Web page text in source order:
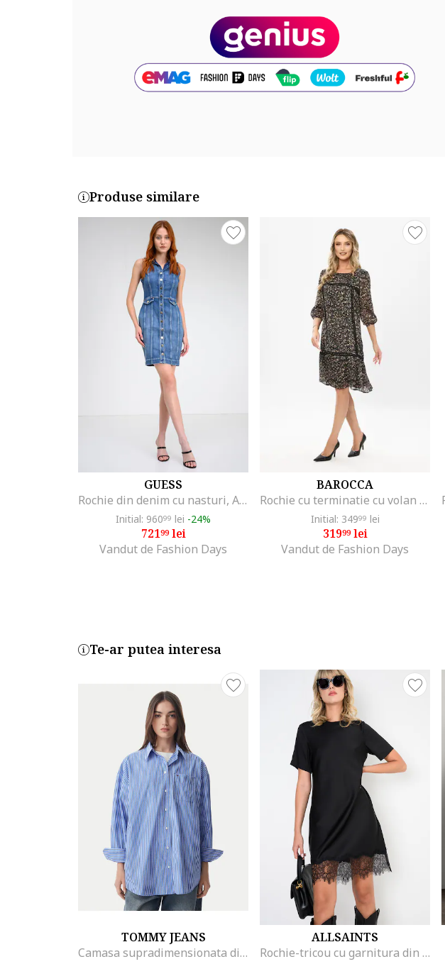
Captuseala: 94% viscoza, 6% elastan
Produse similare
GUESS
Rochie din denim cu nasturi, Albastru
Initial: 96099 lei -24%
72199lei
Vandut de Fashion Days
BAROCCA
Rochie cu terminatie cu volan Petra, Multicolor
Initial: 34999 lei
31999lei
Vandut de Fashion Days
Te-ar putea interesa
TOMMY JEANS
Camasa supradimensionata din amestec de bumbac organic cu model in dungi
ALLSAINTS
Rochie-tricou cu garnitura din dantela, Negru